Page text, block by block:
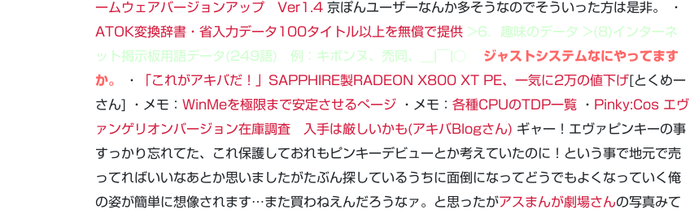
ームウェアバージョンアップ Ver1.4 京ぽんユーザーなんか多そうなのでそういった方は是非。 ・
ATOK変換辞書・省入力データ100タイトル以上を無償で提供 >6．趣味のデータ >(8)インターネ
ット掲示板用語データ(249語) 例：キボンヌ、禿同、＿|￣|○
ジャストシステムなにやってます
か。
・ 「これがアキバだ！」SAPPHIRE製RADEON X800 XT PE、一気に2万の値下げ[とくめー
さん] ・メモ： WinMeを極限まで安定させるぺージ ・メモ： 各種CPUのTDP一覧 ・ Pinky:Cos エヴ
ァンゲリオンバージョン在庫調査 入手は厳しいかも(アキバBlogさん) ギャー！エヴァピンキーの事
すっかり忘れてた、これ保護しておれもピンキーデビューとか考えていたのに！という事で地元で売
ってればいいなあとか思いましたがたぶん探しているうちに面倒になってどうでもよくなっていく俺
の姿が簡単に想像されます…また買わねえんだろうなァ。と思ったがアスまんが劇場さんの写真みて